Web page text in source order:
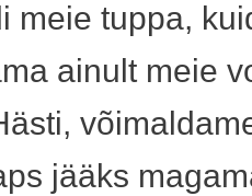
meie tuppa,
ainult meie
jääks